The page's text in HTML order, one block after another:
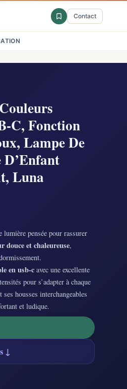
Contact
C, Fonction
Lampe De
Luna
lumière pensée pour rassurer
douce et chaleureuse,
en usb-c avec une excellente
pour s’adapter à chaque
housses interchangeables
et ludique.
↓